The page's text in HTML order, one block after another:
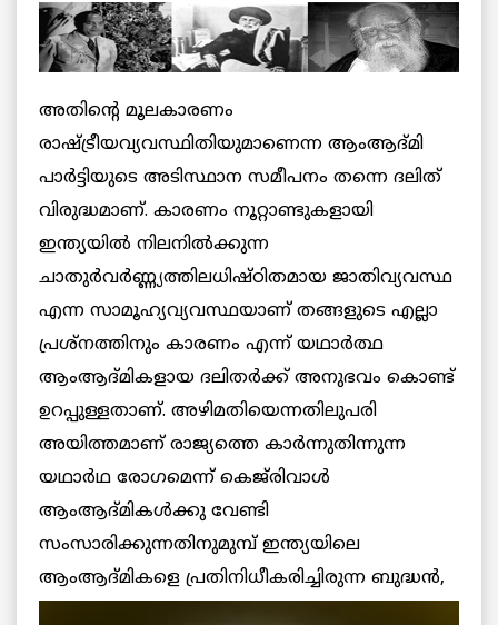
അതിന്റെ മൂലകാരണം
രാഷ്ട്രീയവ്യവസ്ഥിതിയുമാണെന്ന ആംആദ്മി
പാര്‍ട്ടിയുടെ അടിസ്ഥാന സമീപനം തന്നെ ദലിത്
വിരുദ്ധമാണ്. കാരണം നൂറ്റാണ്ടുകളായി
ഇന്ത്യയില്‍ നിലനില്‍ക്കുന്ന
ചാതുര്‍വര്‍ണ്ണ്യത്തിലധിഷ്ഠിതമായ ജാതിവ്യവസ്ഥ
എന്ന സാമൂഹ്യവ്യവസ്ഥയാണ് തങ്ങളുടെ എല്ലാ
പ്രശ്‌നത്തിനും കാരണം എന്ന് യഥാര്‍ത്ഥ
ആംആദ്മികളായ ദലിതര്‍ക്ക് അനുഭവം കൊണ്ട്
ഉറപ്പുള്ളതാണ്. അഴിമതിയെന്നതിലുപരി
അയിത്തമാണ് രാജ്യത്തെ കാര്‍ന്നുതിന്നുന്ന
യഥാര്‍ഥ രോഗമെന്ന് കെജ്‌രിവാള്‍
ആംആദ്മികള്‍ക്കു വേണ്ടി
സംസാരിക്കുന്നതിനുമുമ്പ് ഇന്ത്യയിലെ
ആംആദ്മികളെ പ്രതിനിധീകരിച്ചിരുന്ന ബുദ്ധന്‍,